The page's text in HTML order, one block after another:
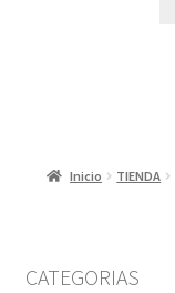
Inicio TIENDA
CATEGORIAS